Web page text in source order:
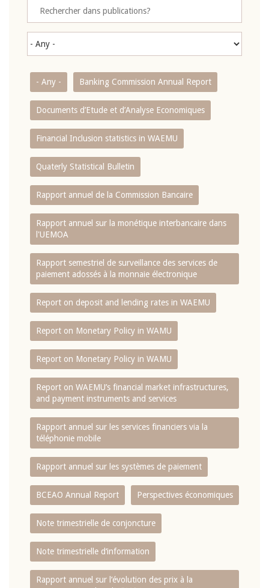
- Any - Banking Commission Annual Report
Documents d’Etude et d’Analyse Economiques
Financial Inclusion statistics in WAEMU
Quaterly Statistical Bulletin
Rapport annuel de la Commission Bancaire
Rapport annuel sur la monétique interbancaire dans
l'UEMOA
Rapport semestriel de surveillance des services de
paiement adossés à la monnaie électronique
Report on deposit and lending rates in WAEMU
Report on Monetary Policy in WAMU
Report on Monetary Policy in WAMU
Report on WAEMU’s financial market infrastructures,
and payment instruments and services
Rapport annuel sur les services financiers via la
téléphonie mobile
Rapport annuel sur les systèmes de paiement
BCEAO Annual Report Perspectives économiques
Note trimestrielle de conjoncture
Note trimestrielle d‘information
Rapport annuel sur l‘évolution des prix à la